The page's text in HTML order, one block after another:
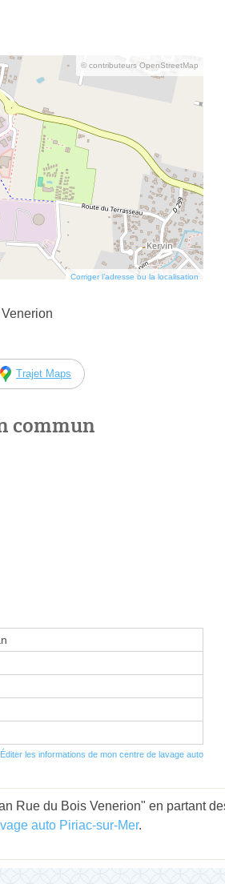
© contributeurs OpenStreetMap
Corriger l’adresse ou la localisation
Trajet Maps
commun
Éditer les informations de mon centre de lavage auto
Rue du Bois Venerion" en partant
auto Piriac-sur-Mer.